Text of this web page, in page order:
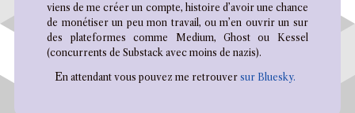
viens de me créer un compte, histoire d’avoir une chance
de monétiser un peu mon travail, ou m’en ouvrir un sur
des plateformes comme Medium, Ghost ou Kessel
(concurrents de Substack avec moins de nazis).
En attendant vous pouvez me retrouversur Bluesky.